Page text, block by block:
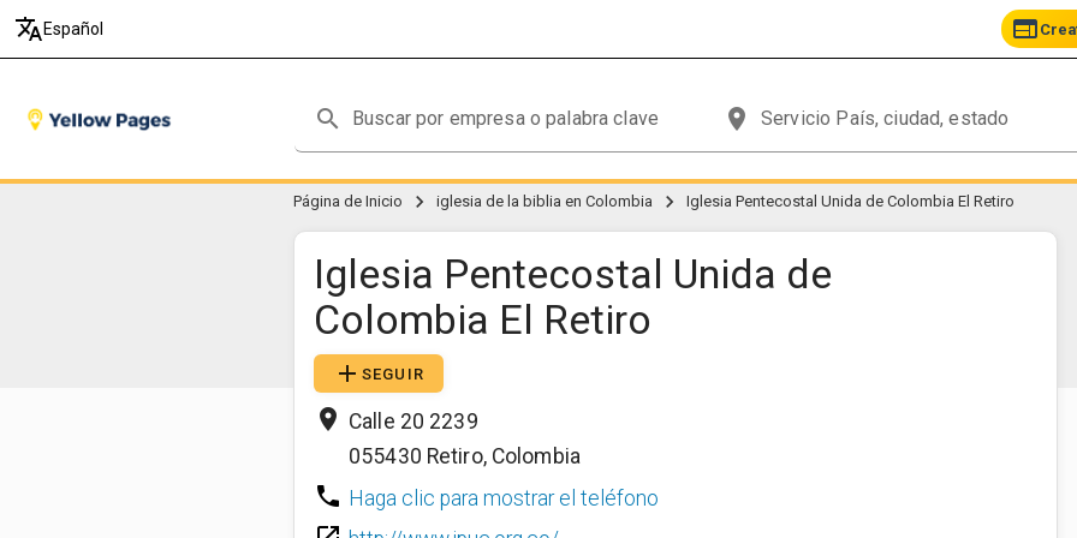
translate Español web
search place
Página de Inicio chevron_right iglesia de la biblia en Colombia chevron_right Iglesia Pentecostal Unida de Colombia El Retiro
Iglesia Pentecostal Unida de
Colombia El Retiro
add SEGUIR
place Calle 20 2239
055430 Retiro, Colombia
phone Haga clic para mostrar el teléfono